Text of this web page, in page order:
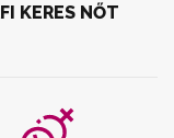
KERES NŐT